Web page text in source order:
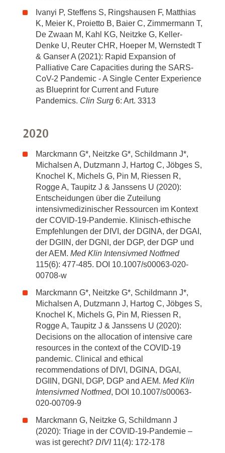
Ivanyi P, Steffens S, Ringshausen F, Matthias
K, Meier K, Proietto B, Baier C, Zimmermann T,
De Zwaan M, Kahl KG, Neitzke G, Keller-
Denke U, Reuter CHR, Hoeper M, Wernstedt T
& Ganser A (2021): Rapid Expansion of
Palliative Care Capacities during the SARS-
CoV-2 Pandemic - A Single Center Experience
as Blueprint for Current and Future
Pandemics. Clin Surg 6: Art. 3313
2020
Marckmann G*, Neitzke G*, Schildmann J*,
Michalsen A, Dutzmann J, Hartog C, Jöbges S,
Knochel K, Michels G, Pin M, Riessen R,
Rogge A, Taupitz J & Janssens U (2020):
Entscheidungen über die Zuteilung
intensivmedizinischer Ressourcen im Kontext
der COVID-19-Pandemie. Klinisch-ethische
Empfehlungen der DIVI, der DGINA, der DGAI,
der DGIIN, der DGNI, der DGP, der DGP und
der AEM. Med Klin Intensivmed Notfmed
115(6): 477-485. DOI 10.1007/s00063-020-
00708-w
Marckmann G*, Neitzke G*, Schildmann J*,
Michalsen A, Dutzmann J, Hartog C, Jöbges S,
Knochel K, Michels G, Pin M, Riessen R,
Rogge A, Taupitz J & Janssens U (2020):
Decisions on the allocation of intensive care
resources in the context of the COVID-19
pandemic. Clinical and ethical
recommendations of DIVI, DGINA, DGAI,
DGIIN, DGNI, DGP, DGP and AEM. Med Klin
Intensivmed Notfmed, DOI 10.1007/s00063-
020-00709-9
Marckmann G, Neitzke G, Schildmann J
(2020): Triage in der COVID-19-Pandemie –
was ist gerecht? DIVI11(4): 172-178